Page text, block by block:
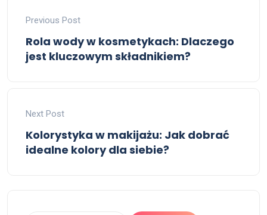
Previous Post
Rola wody w kosmetykach: Dlaczego
jest kluczowym składnikiem?
Next Post
Kolorystyka w makijażu: Jak dobrać
idealne kolory dla siebie?